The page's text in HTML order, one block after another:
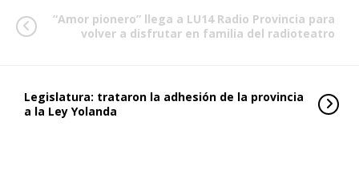
“Amor pionero” llega a LU14 Radio Provincia para
volver a disfrutar en familia del radioteatro
Legislatura: trataron la adhesión de la provincia
a la Ley Yolanda